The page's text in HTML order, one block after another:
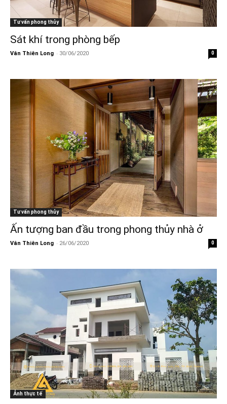
Tư vấn phong thủy
Sát khí trong phòng bếp
Vân Thiên Long - 30/06/2020 0
Tư vấn phong thủy
Ấn tượng ban đầu trong phong thủy nhà ở
Vân Thiên Long - 26/06/2020 0
Ảnh thực tế